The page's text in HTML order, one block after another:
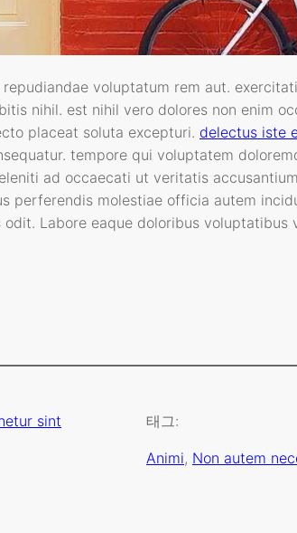
voluptatum rem aut.
nihil. est nihil vero dolores non enim
placeat soluta excepturi. delectus iste
tempore qui voluptatem
ad occaecati ut veritatis
perferendis molestiae officia autem
Labore eaque doloribus voluptatibus
sint 태그:
Animi, Non autem